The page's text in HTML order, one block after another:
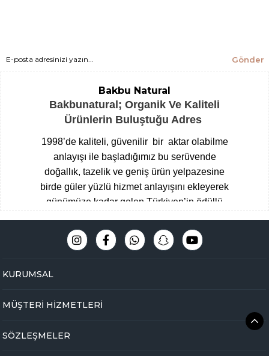
Gönder
Bakbu Natural
Bakbunatural; Organik Ve Kaliteli
Ürünlerin Buluştuğu Adres
1998’de kaliteli, güvenilir bir aktar olabilme
anlayışı ile başladığımız bu serüvende
doğallık, tazelik ve geniş ürün yelpazesine
birde güler yüzlü hizmet anlayışını ekleyerek
günümüze kadar gelen Türkiyen’in ödüllü
Baharatçısı, şimdide Bakbunatural ailesi
olarak online mağazamız ile hizmet
odaklı,eğitimli ve tecrübeli uzman kadromuz
planda tutarak Çengelköy mağazamızda
bakbunatural.com güvencesi ile devam
KURUMSAL
MÜŞTERİ HİZMETLERİ
SÖZLEŞMELER